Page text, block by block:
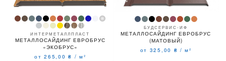
ИНТЕРМЕТАЛЛПЛАСТ
МЕТАЛЛОСАЙДИНГ ЕВРОБРУС
«ЭКОБРУС»
от 265,00₴ / м²
БУДСЕРВИС-ИФ
МЕТАЛЛОСАЙДИНГ ЕВРОБРУС
(МАТОВЫЙ)
от 325,00 ₴ / м²